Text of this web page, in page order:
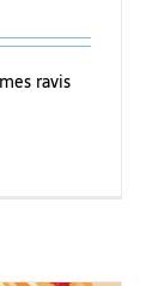
ravis